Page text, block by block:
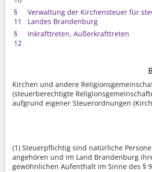
§
11
Verwaltung der Kirchensteuer für
Landes Brandenburg
§
12
Inkrafttreten, Außerkrafttreten
Kirchen und andere
(steuerberechtigte
aufgrund eigener Steuerordnungen
(1) Steuerpflichtig sind natürliche
angehören und im Land Brandenburg
gewöhnlichen Aufenthalt im Sinne des §